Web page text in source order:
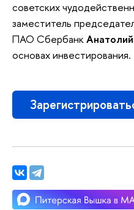
советских
заместитель
ПАО Сбербанк
основах инвестирования.